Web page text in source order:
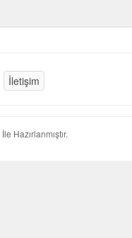
İletişim
İle Hazırlanmıştır.